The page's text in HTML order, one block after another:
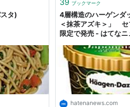
タ)
39 ブックマーク
4層構造のハーゲンダ
＜抹茶アズキ＞」
限定で発売 - はてなニ
hatenanews.com